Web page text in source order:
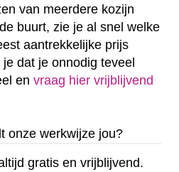
van meerdere kozijn
buurt, zie je al snel welke
aantrekkelijke prijs
dat je onnodig teveel
en vraag hier vrijblijvend
onze werkwijze jou?
gratis en vrijblijvend.